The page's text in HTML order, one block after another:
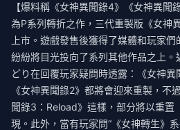
【爆料稱《女神異聞錄4》《女神異聞
為P系列轉折之作，三代重製版《女神
上市。遊戲發售後獲得了媒體和玩家
紛紛將目光投向了系列其他作品之上
どり在回覆玩家疑問時透露：《女神異
《女神異聞錄2》都將會迎來重製，不
聞錄3：Reload》這樣，部分將以重置
現。此外，當有玩家問“《女神轉生》